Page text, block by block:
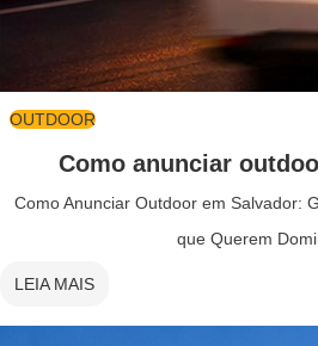
OUTDOOR
Como anunciar
Como Anunciar Outdoor em Salvador:
que Querem
LEIA MAIS